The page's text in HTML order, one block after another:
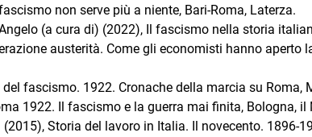
non serve più a niente, Bari-Roma, Laterza.
(a cura di) (2022), Il fascismo nella storia
austerità. Come gli economisti hanno aperto
del fascismo. 1922. Cronache della marcia su Roma,
1922. Il fascismo e la guerra mai finita, Bologna, il
Storia del lavoro in Italia. Il novecento. 1896-